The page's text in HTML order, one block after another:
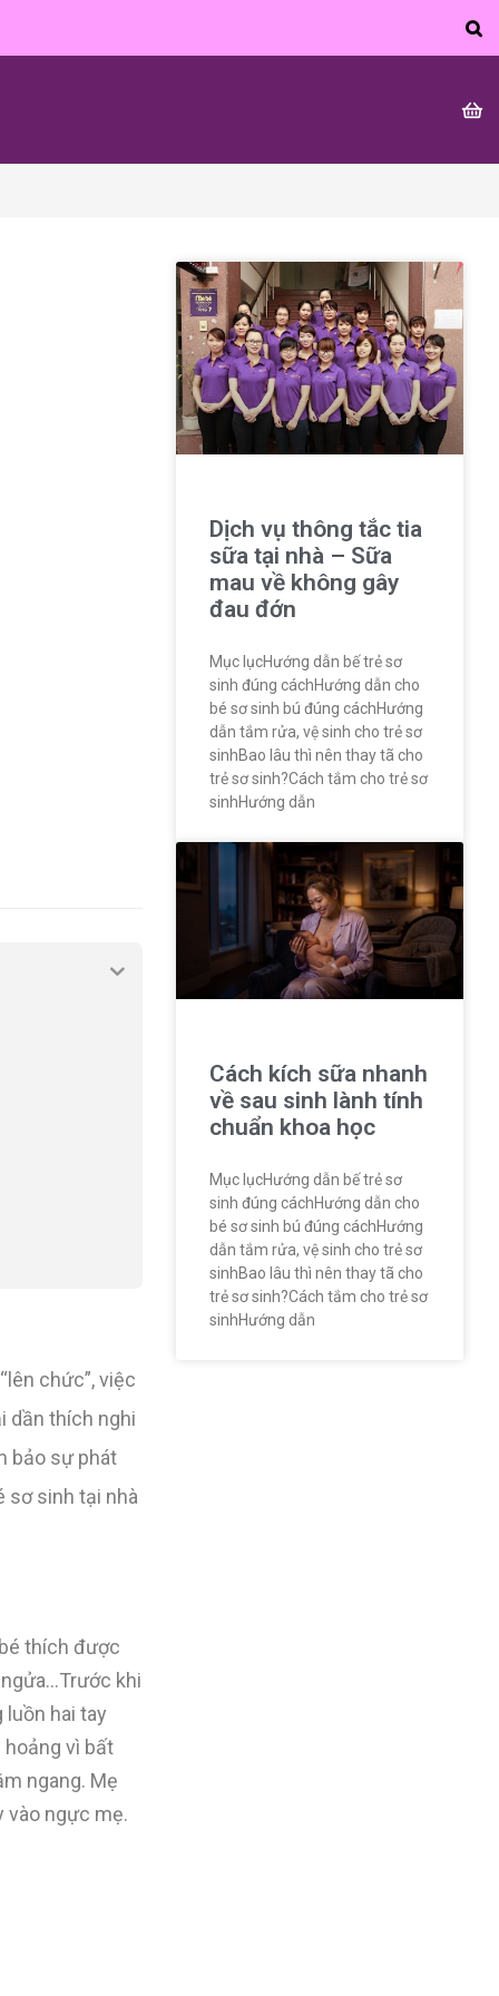
chức”, việc
dần thích nghi
bảo sự phát
sơ sinh tại nhà
thích được
khi
luồn hai tay
hoảng vì bất
ngang. Mẹ
vào ngực mẹ.
Dịch vụ thông tắc tia
sữa tại nhà – Sữa
mau về không gây
đau đớn
Mục lụcHướng dẫn bế trẻ sơ
sinh đúng cáchHướng dẫn cho
bé sơ sinh bú đúng cáchHướng
dẫn tắm rửa, vệ sinh cho trẻ sơ
sinhBao lâu thì nên thay tã cho
trẻ sơ sinh?Cách tắm cho trẻ sơ
sinhHướng dẫn
Cách kích sữa nhanh
về sau sinh lành tính
chuẩn khoa học
Mục lụcHướng dẫn bế trẻ sơ
sinh đúng cáchHướng dẫn cho
bé sơ sinh bú đúng cáchHướng
dẫn tắm rửa, vệ sinh cho trẻ sơ
sinhBao lâu thì nên thay tã cho
trẻ sơ sinh?Cách tắm cho trẻ sơ
sinhHướng dẫn